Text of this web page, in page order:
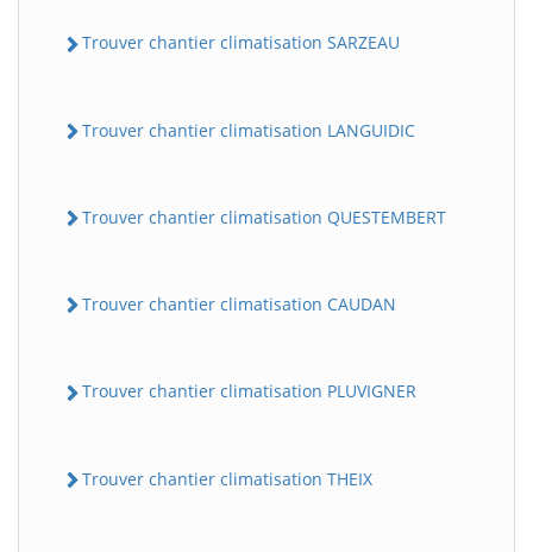
Trouver chantier climatisation SARZEAU
Trouver chantier climatisation LANGUIDIC
Trouver chantier climatisation QUESTEMBERT
Trouver chantier climatisation CAUDAN
Trouver chantier climatisation PLUVIGNER
Trouver chantier climatisation THEIX